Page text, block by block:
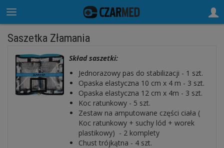
Saszetka Złamania
Skład saszetki:
Jednorazowy pas do stabilizacji - 1 szt.
Opaska elastyczna 10 cm x 4 m - 3 szt.
Opaska elastyczna 12 cm x 4m - 3 szt.
Koc ratunkowy - 5 szt.
Zestaw na amputowane części ciała (
Koc ratunkowy + suchy lód + worek
plastikowy) - 2 komplety
Chust trójkątna - 4 szt.